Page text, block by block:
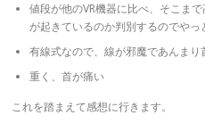
値段が他のVR機器に比べ、そこま
が起きているのか判別するのでやっ
有線式なので、線が邪魔であんま
重く、首が痛い
これを踏まえて感想に行きます。